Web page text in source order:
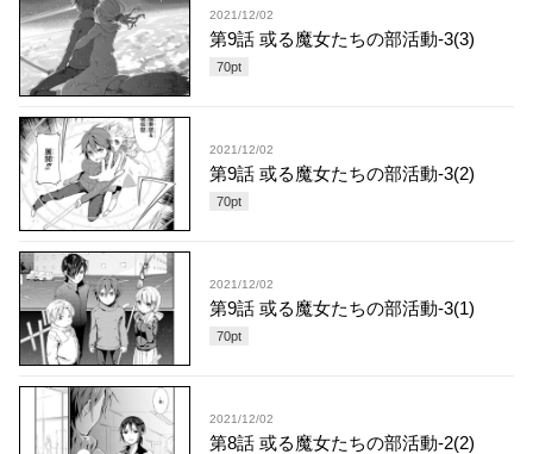
2021/12/02
第9話 或る魔女たちの部活動-3(3)
70pt
2021/12/02
第9話 或る魔女たちの部活動-3(2)
70pt
2021/12/02
第9話 或る魔女たちの部活動-3(1)
70pt
2021/12/02
第8話 或る魔女たちの部活動-2(2)